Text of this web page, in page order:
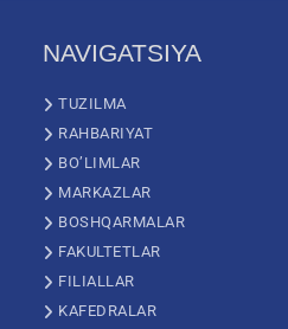
NAVIGATSIYA
TUZILMA
RAHBARIYAT
BO’LIMLAR
MARKAZLAR
BOSHQARMALAR
FAKULTETLAR
FILIALLAR
KAFEDRALAR